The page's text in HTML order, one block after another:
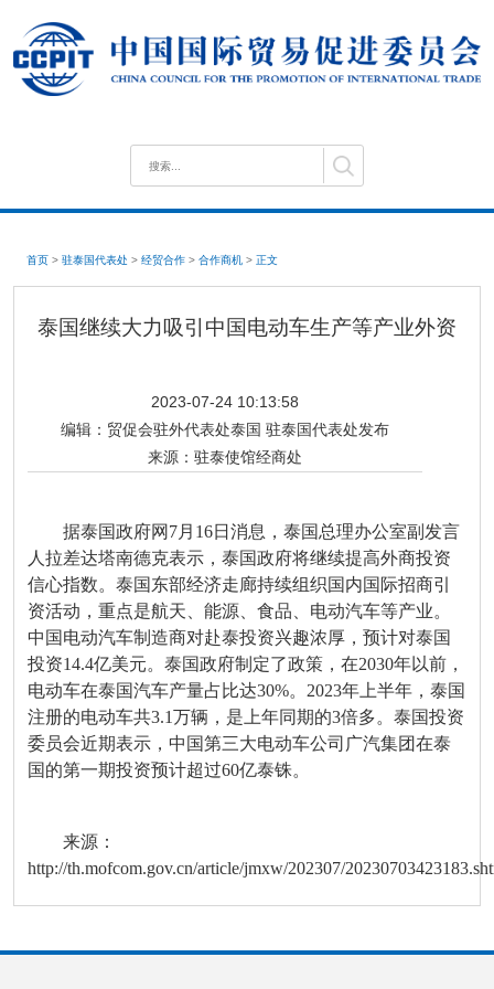
首页 > 驻泰国代表处 > 经贸合作 > 合作商机 > 正文
泰国继续大力吸引中国电动车生产等产业外资
2023-07-24 10:13:58
编辑： 贸促会驻外代表处泰国 驻泰国代表处发布
来源： 驻泰使馆经商处
据泰国政府网7月16日消息，泰国总理办公室副发言
人拉差达塔南德克表示，泰国政府将继续提高外商投资
信心指数。泰国东部经济走廊持续组织国内国际招商引
资活动，重点是航天、能源、食品、电动汽车等产业。
中国电动汽车制造商对赴泰投资兴趣浓厚，预计对泰国
投资14.4亿美元。泰国政府制定了政策，在2030年以前，
电动车在泰国汽车产量占比达30%。2023年上半年，泰国
注册的电动车共3.1万辆，是上年同期的3倍多。泰国投资
委员会近期表示，中国第三大电动车公司广汽集团在泰
国的第一期投资预计超过60亿泰铢。
来源：
http://th.mofcom.gov.cn/article/jmxw/202307/